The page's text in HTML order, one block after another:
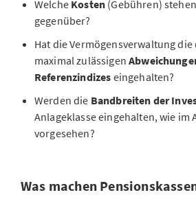
Welche Kosten (Gebühren)
gegenüber?
Hat die Vermögensverwaltung
maximal zulässigen
Referenzindizes eingehalten?
Werden die Bandbreiten der
Anlageklasse eingehalten, wie im
vorgesehen?
Was machen